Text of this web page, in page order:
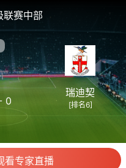
联赛中部
0
瑞迪契
[排名6]
看专家直播